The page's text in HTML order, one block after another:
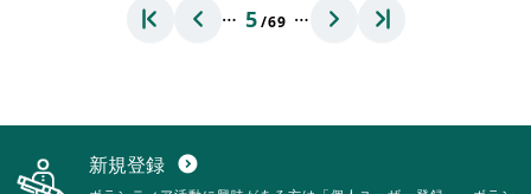
… 5/69 …
新規登録 expand_circle_down